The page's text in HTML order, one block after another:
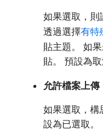
如果選取，則
透過選擇有特
貼主題。 如
貼。 預設為取
允許檔案上傳
如果選取，構
設為已選取。